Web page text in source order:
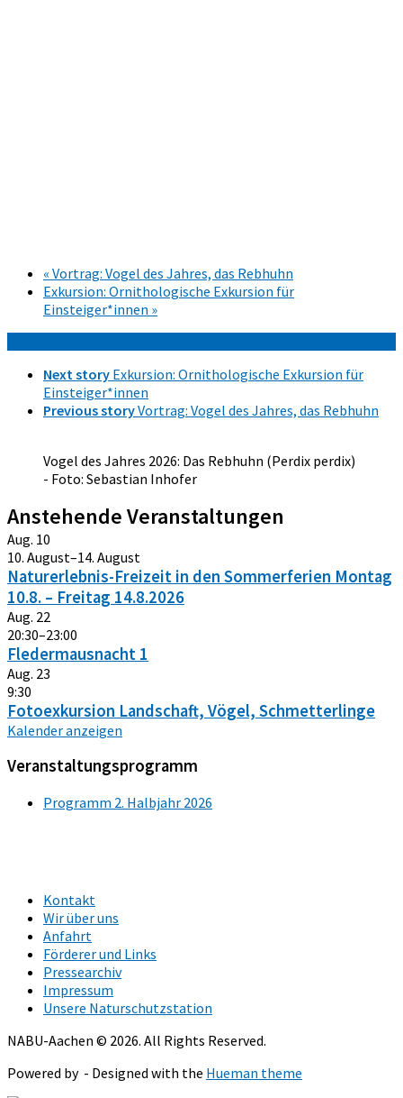
« Vortrag: Vogel des Jahres, das Rebhuhn
Exkursion: Ornithologische Exkursion für
Einsteiger*innen »
Next story Exkursion: Ornithologische Exkursion für
Einsteiger*innen
Previous storyVortrag: Vogel des Jahres, das Rebhuhn
Vogel des Jahres 2026: Das Rebhuhn (Perdix perdix)
- Foto: Sebastian Inhofer
Anstehende Veranstaltungen
Aug. 10
10. August–14. August
Naturerlebnis-Freizeit in den Sommerferien Montag
10.8. – Freitag 14.8.2026
Aug. 22
20:30–23:00
Fledermausnacht 1
Aug. 23
9:30
Fotoexkursion Landschaft, Vögel, Schmetterlinge
Kalender anzeigen
Veranstaltungsprogramm
Programm 2. Halbjahr 2026
Kontakt
Wir über uns
Anfahrt
Förderer und Links
Pressearchiv
Impressum
Unsere Naturschutzstation
NABU-Aachen © 2026. All Rights Reserved.
Powered by - Designed with the Hueman theme